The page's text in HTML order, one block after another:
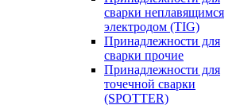
сварки неплавящимся
электродом (TIG)
Принадлежности для
сварки прочие
Принадлежности для
точечной сварки
(SPOTTER)